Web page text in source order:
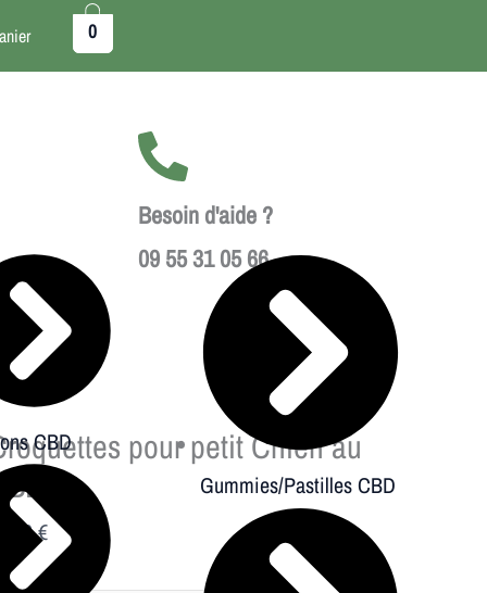
0
CBD
Gummies/Pastilles CBD
Besoin d'aide ?
09 55 31 05 66
pour petit Chien au
13,90€
CBD